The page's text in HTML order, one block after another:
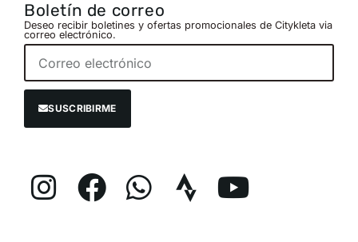
Boletín de correo
Deseo recibir boletines y ofertas promocionales de Citykleta via
correo electrónico.
SUSCRIBIRME